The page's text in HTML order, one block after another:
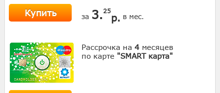
Купить за 3. 25
р. в мес.
Рассрочка на 4 месяцев
по карте "SMART карта"